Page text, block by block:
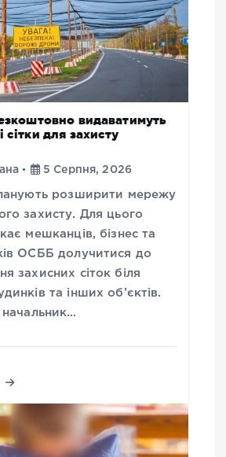
видаватимуть
сітки для захисту
5 Серпня, 2026
розширити мережу
захисту. Для цього
мешканців, бізнес та
ОСББ долучитися до
захисних сіток біля
та інших об’єктів.
начальник…